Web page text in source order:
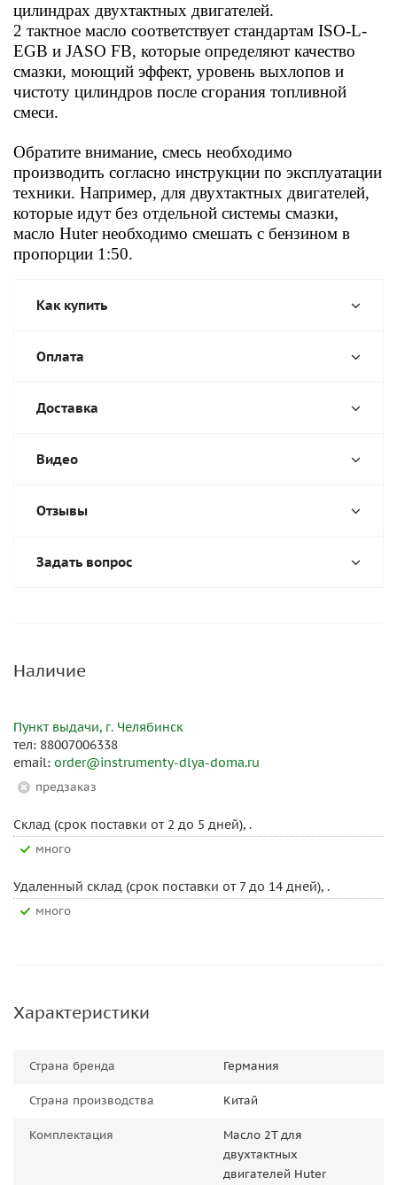
цилиндрах двухтактных двигателей.
2 тактное масло соответствует стандартам ISO-L-
EGB и JASO FB, которые определяют качество
смазки, моющий эффект, уровень выхлопов и
чистоту цилиндров после сгорания топливной
смеси.
Обратите внимание, смесь необходимо
производить согласно инструкции по эксплуатации
техники. Например, для двухтактных двигателей,
которые идут без отдельной системы смазки,
масло Huter необходимо смешать с бензином в
пропорции 1:50.
Как купить
Оплата
Доставка
Видео
Отзывы
Задать вопрос
Наличие
Пункт выдачи, г. Челябинск
тел: 88007006338
email: order@instrumenty-dlya-doma.ru
Предзаказ
Склад (срок поставки от 2 до 5 дней), .
Много
Удаленный склад (срок поставки от 7 до 14 дней), .
Много
Характеристики
Страна бренда Германия
Страна производства Китай
Комплектация
Масло 2T для
двухтактных
двигателей Huter